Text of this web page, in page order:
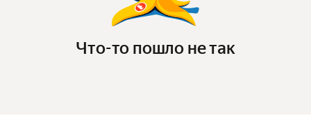
Что-то пошло не так